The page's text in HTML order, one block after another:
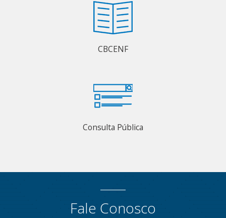
CBCENF
Consulta Pública
Fale Conosco